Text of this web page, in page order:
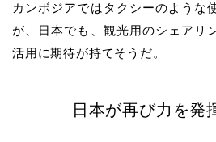
カンボジアではタクシーのような
が、日本でも、観光用のシェアリ
活用に期待が持てそうだ。
日本が再び力を発